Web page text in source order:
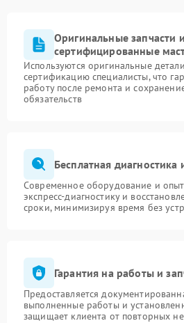
Оригинальные запчасти и
сертифицированные
Используются оригинальные
сертификацию специалисты, что
работу после ремонта и
обязательств
Бесплатная
Современное оборудование и
экспресс-диагностику и
сроки, минимизируя время без
Гарантия на работы и
Предоставляется
выполненные работы и
защищает клиента от повторных